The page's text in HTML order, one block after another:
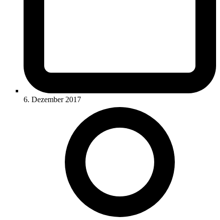
6. Dezember 2017